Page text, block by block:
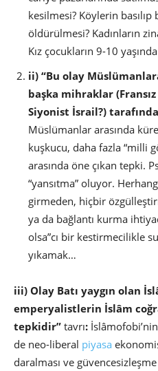
kesilmesi? Köylerin
öldürülmesi? Kadınların
Kız çocukların 9-10
ii) “Bu olay
başka mihraklar
Siyonist İsrail?)
Müslümanlar arasında
kuşkucu, daha fazla “milli
arasında öne çıkan tepki.
“yansıtma” oluyor.
girmeden, hiçbir
ya da bağlantı kurma
olsa”cı bir kestirmecilikle
yıkamak…
iii) Olay Batı yaygın olan
emperyalistlerin İslâm
tepkidir” tavrı:
de neo-liberal piyasa
daralması ve